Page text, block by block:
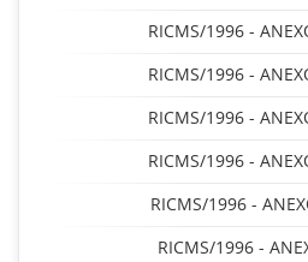
RICMS/1996 -
RICMS/1996 -
RICMS/1996 -
RICMS/1996 -
RICMS/1996 -
RICMS/1996 -